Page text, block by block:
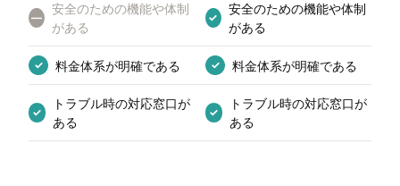
—
安全のための機能や体制
がある
✓
安全のための機能や体制
がある
✓ 料金体系が明確である ✓ 料金体系が明確である
✓
トラブル時の対応窓口が
ある
✓
トラブル時の対応窓口が
ある